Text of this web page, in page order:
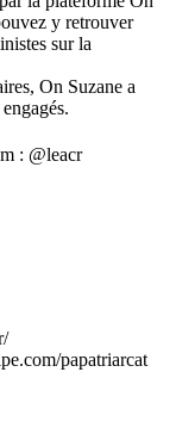
y retrouver
sur la
On Suzane a
: @leacr
papatriarcat